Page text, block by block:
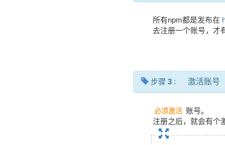
所有npm都是发布在
去注册一个账号，才
步骤 3 : 激活账号
必须激活 账号。
注册之后，就会有个